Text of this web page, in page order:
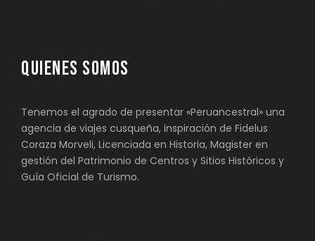
QUIENES SOMOS
Tenemos el agrado de presentar «Peruancestral» una
agencia de viajes cusqueña, inspiración de Fidelus
Coraza Morveli, Licenciada en Historia, Magister en
gestión del Patrimonio de Centros y Sitios Históricos y
Guía Oficial de Turismo.